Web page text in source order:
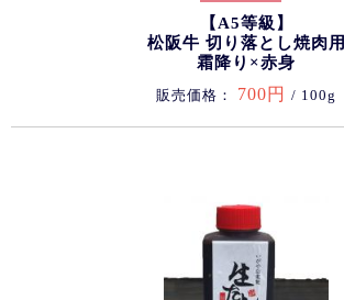
【A5等級】
松阪牛 切り落とし焼肉用
霜降り×赤身
販売価格： 700円 / 100g